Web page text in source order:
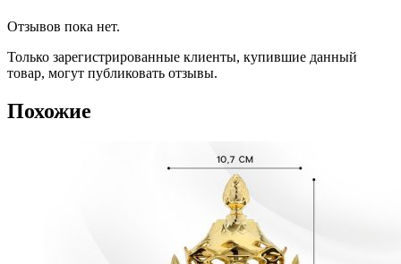
Отзывов пока нет.
Только зарегистрированные клиенты, купившие данный
товар, могут публиковать отзывы.
Похожие